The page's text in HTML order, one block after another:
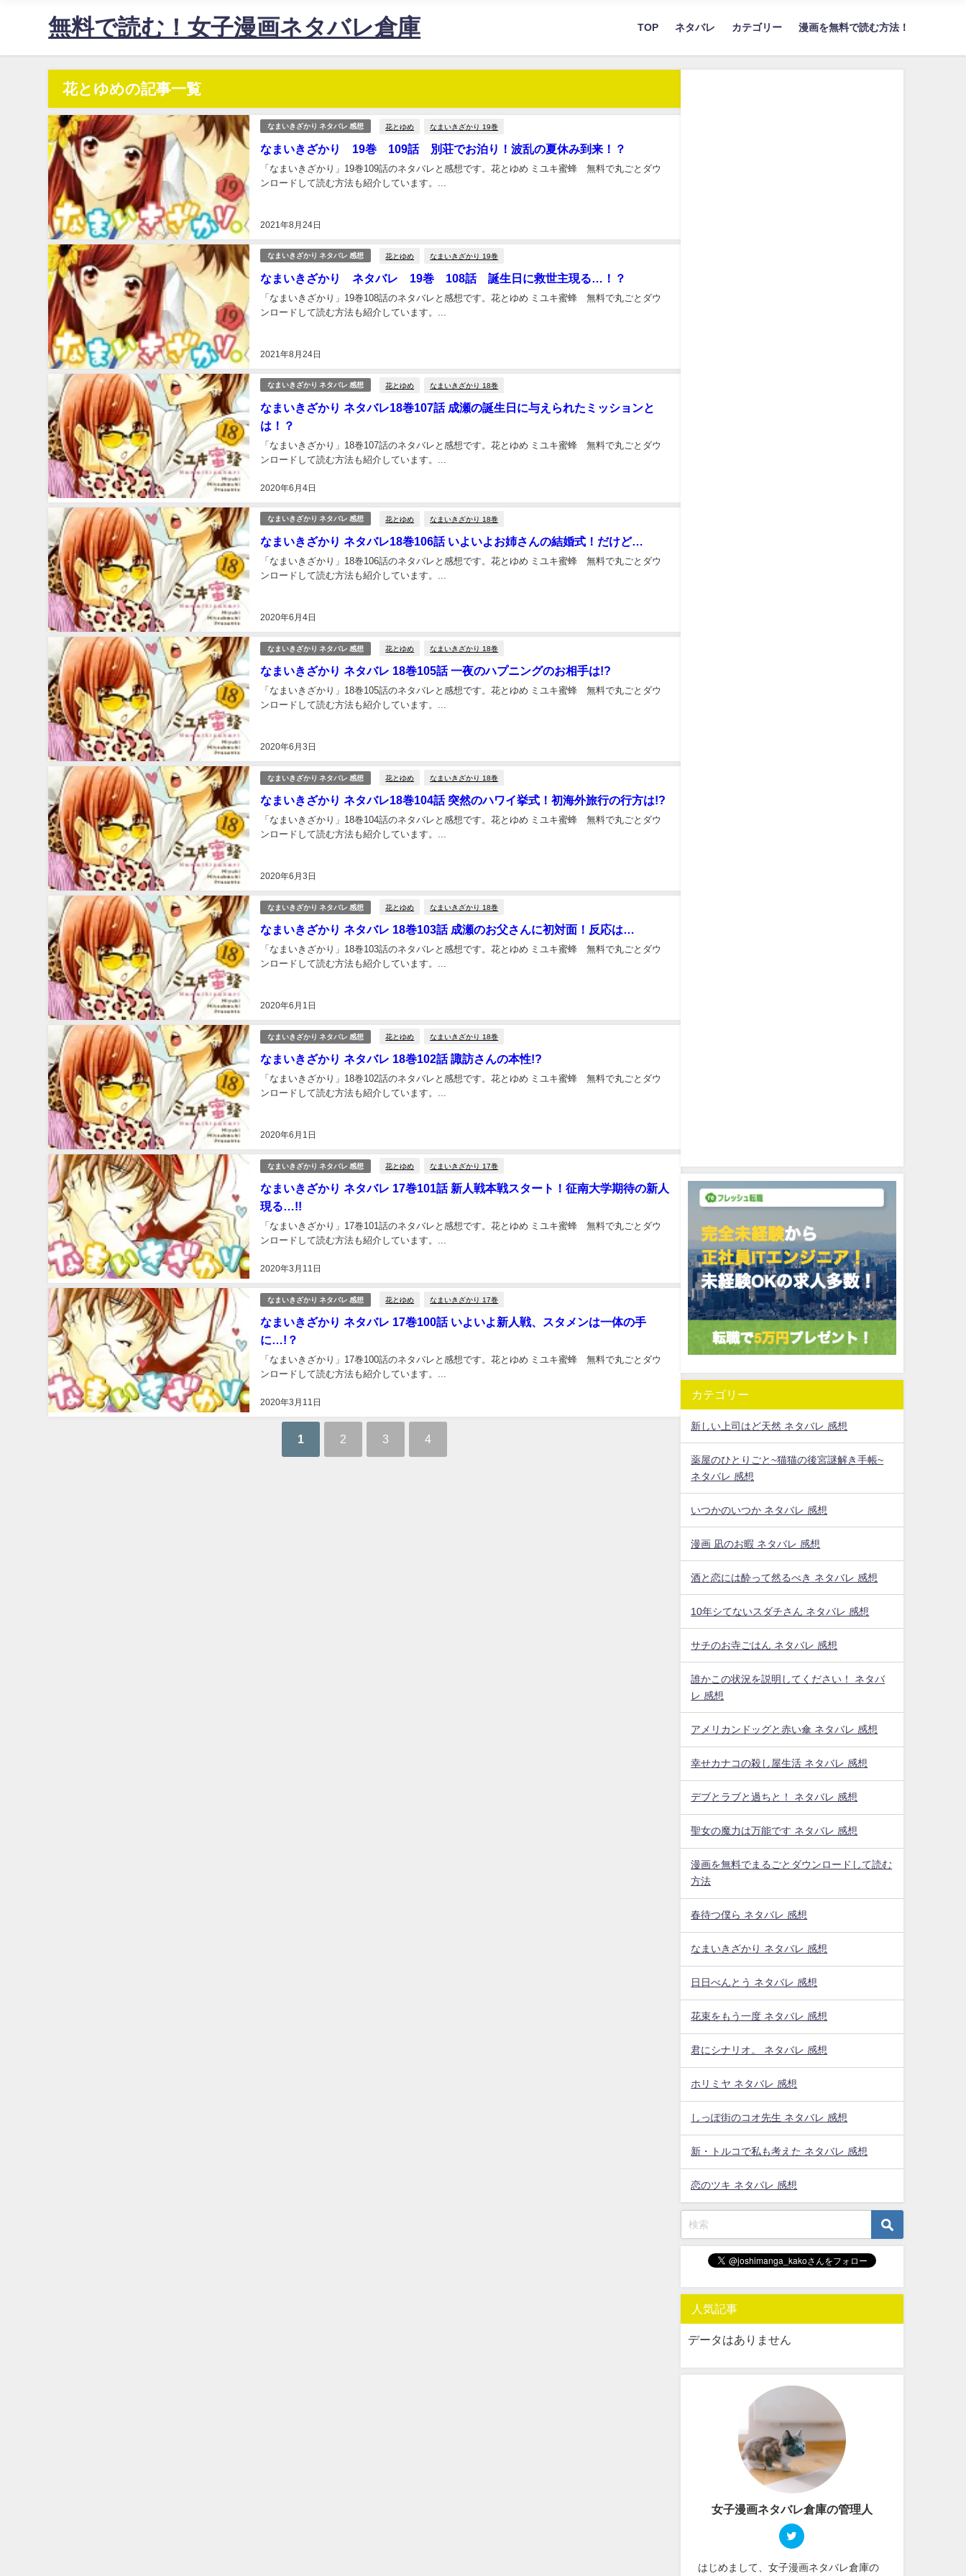
無料で読む！女子漫画ネタバレ倉庫 TOP ネタバレ カテゴリー 漫画を無料で読む方法！
花とゆめの記事一覧
なまいきざかり ネタバレ 感想 花とゆめ なまいきざかり 19巻
なまいきざかり 19巻 109話 別荘でお泊り！波乱の夏休み到来！？
2021年8月24日
「なまいきざかり」19巻109話のネタバレと感想です。花とゆめ ミユキ蜜蜂 無料で丸ごとダウ
ンロードして読む方法も紹介しています。...
なまいきざかり ネタバレ 感想 花とゆめ なまいきざかり 19巻
なまいきざかり ネタバレ 19巻 108話 誕生日に救世主現る…！？
2021年8月24日
「なまいきざかり」19巻108話のネタバレと感想です。花とゆめ ミユキ蜜蜂 無料で丸ごとダウ
ンロードして読む方法も紹介しています。...
なまいきざかり ネタバレ 感想 花とゆめ なまいきざかり 18巻
なまいきざかり ネタバレ18巻107話 成瀬の誕生日に与えられたミッションと
は！？
2020年6月4日
「なまいきざかり」18巻107話のネタバレと感想です。花とゆめ ミユキ蜜蜂 無料で丸ごとダウ
ンロードして読む方法も紹介しています。...
なまいきざかり ネタバレ 感想 花とゆめ なまいきざかり 18巻
なまいきざかり ネタバレ18巻106話 いよいよお姉さんの結婚式！だけど…
2020年6月4日
「なまいきざかり」18巻106話のネタバレと感想です。花とゆめ ミユキ蜜蜂 無料で丸ごとダウ
ンロードして読む方法も紹介しています。...
なまいきざかり ネタバレ 感想 花とゆめ なまいきざかり 18巻
なまいきざかり ネタバレ 18巻105話 一夜のハプニングのお相手は!?
2020年6月3日
「なまいきざかり」18巻105話のネタバレと感想です。花とゆめ ミユキ蜜蜂 無料で丸ごとダウ
ンロードして読む方法も紹介しています。...
なまいきざかり ネタバレ 感想 花とゆめ なまいきざかり 18巻
なまいきざかり ネタバレ18巻104話 突然のハワイ挙式！初海外旅行の行方は!?
2020年6月3日
「なまいきざかり」18巻104話のネタバレと感想です。花とゆめ ミユキ蜜蜂 無料で丸ごとダウ
ンロードして読む方法も紹介しています。...
なまいきざかり ネタバレ 感想 花とゆめ なまいきざかり 18巻
なまいきざかり ネタバレ 18巻103話 成瀬のお父さんに初対面！反応は…
2020年6月1日
「なまいきざかり」18巻103話のネタバレと感想です。花とゆめ ミユキ蜜蜂 無料で丸ごとダウ
ンロードして読む方法も紹介しています。...
なまいきざかり ネタバレ 感想 花とゆめ なまいきざかり 18巻
なまいきざかり ネタバレ 18巻102話 諏訪さんの本性!?
2020年6月1日
「なまいきざかり」18巻102話のネタバレと感想です。花とゆめ ミユキ蜜蜂 無料で丸ごとダウ
ンロードして読む方法も紹介しています。...
なまいきざかり ネタバレ 感想 花とゆめ なまいきざかり 17巻
なまいきざかり ネタバレ 17巻101話 新人戦本戦スタート！征南大学期待の新人
現る…!!
2020年3月11日
「なまいきざかり」17巻101話のネタバレと感想です。花とゆめ ミユキ蜜蜂 無料で丸ごとダウ
ンロードして読む方法も紹介しています。...
なまいきざかり ネタバレ 感想 花とゆめ なまいきざかり 17巻
なまいきざかり ネタバレ 17巻100話 いよいよ新人戦、スタメンは一体の手
に…!？
2020年3月11日
「なまいきざかり」17巻100話のネタバレと感想です。花とゆめ ミユキ蜜蜂 無料で丸ごとダウ
ンロードして読む方法も紹介しています。...
1 2 3 4
カテゴリー
新しい上司はど天然 ネタバレ 感想
薬屋のひとりごと~猫猫の後宮謎解き手帳~
ネタバレ 感想
いつかのいつか ネタバレ 感想
漫画 凪のお暇 ネタバレ 感想
酒と恋には酔って然るべき ネタバレ 感想
10年シてないスダチさん ネタバレ 感想
サチのお寺ごはん ネタバレ 感想
誰かこの状況を説明してください！ ネタバ
レ 感想
アメリカンドッグと赤い傘 ネタバレ 感想
幸せカナコの殺し屋生活 ネタバレ 感想
デブとラブと過ちと！ ネタバレ 感想
聖女の魔力は万能です ネタバレ 感想
漫画を無料でまるごとダウンロードして読む
方法
春待つ僕ら ネタバレ 感想
なまいきざかり ネタバレ 感想
日日べんとう ネタバレ 感想
花束をもう一度 ネタバレ 感想
君にシナリオ。 ネタバレ 感想
ホリミヤ ネタバレ 感想
しっぽ街のコオ先生 ネタバレ 感想
新・トルコで私も考えた ネタバレ 感想
恋のツキ ネタバレ 感想
人気記事
データはありません
女子漫画ネタバレ倉庫の管理人
はじめまして、女子漫画ネタバレ倉庫の